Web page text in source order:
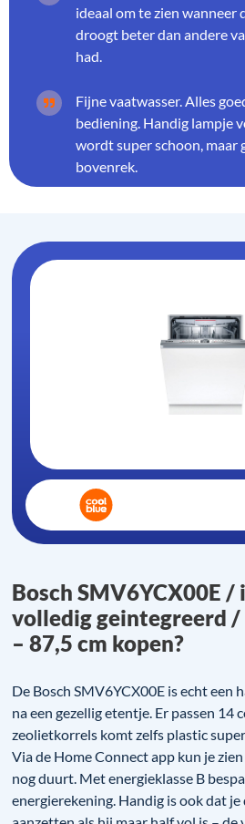
ideaal om te zien wanneer
droogt beter dan andere
had.
Fijne vaatwasser. Alles
bediening. Handig lampje
wordt super schoon, maar
bovenrek.
Bosch SMV6YCX00E
volledig geintegreerd /
– 87,5 cm kopen?
De Bosch SMV6YCX00E is echt een
na een gezellig etentje. Er passen 14
zeolietkorrels komt zelfs plastic
Via de Home Connect app kun je
nog duurt. Met energieklasse B
energierekening. Handig is ook dat